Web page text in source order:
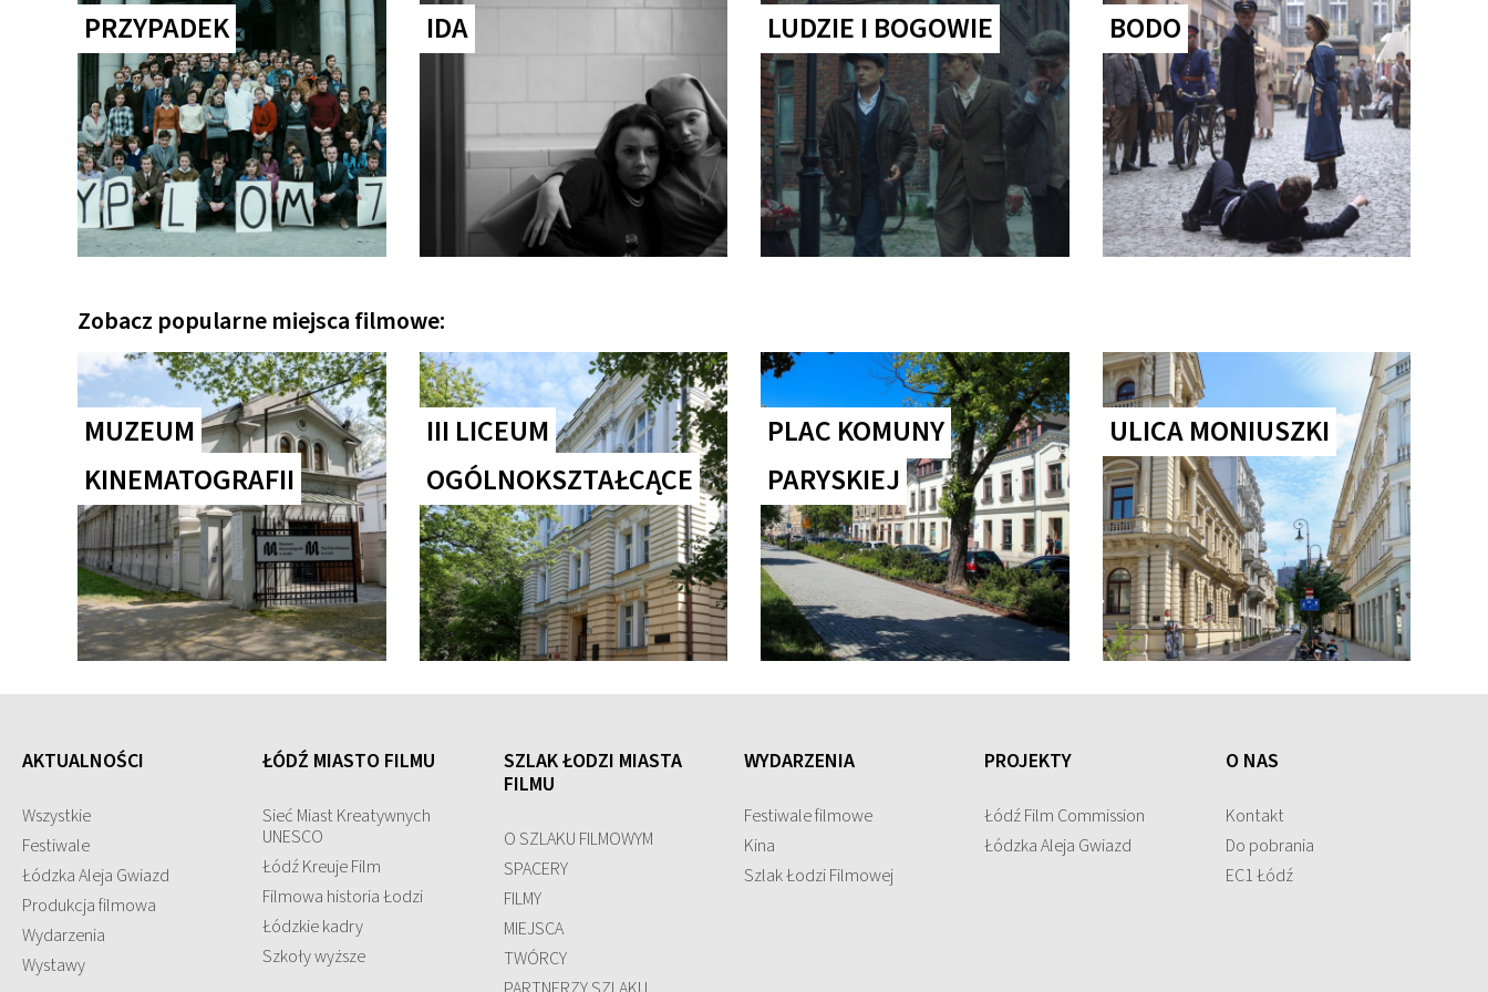
PRZYPADEK IDA LUDZIE I BOGOWIE BODO
Zobacz popularne miejsca filmowe:
MUZEUM
KINEMATOGRAFII
III LICEUM
OGÓLNOKSZTAŁCĄCE
PLAC KOMUNY
PARYSKIEJ
ULICA MONIUSZKI
AKTUALNOŚCI
Wszystkie
Festiwale
Łódzka Aleja Gwiazd
Produkcja filmowa
Wydarzenia
Wystawy
ŁÓDŹ MIASTO FILMU
Sieć Miast Kreatywnych
UNESCO
Łódź Kreuje Film
Filmowa historia Łodzi
Łódzkie kadry
Szkoły wyższe
SZLAK ŁODZI MIASTA
FILMU
O SZLAKU FILMOWYM
SPACERY
FILMY
MIEJSCA
TWÓRCY
WYDARZENIA
Festiwale filmowe
Kina
Szlak Łodzi Filmowej
PROJEKTY
Łódź Film Commission
Łódzka Aleja Gwiazd
O NAS
Kontakt
Do pobrania
EC1 Łódź